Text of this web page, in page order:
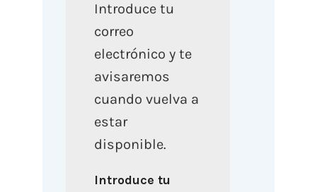
Introduce tu
correo
electrónico y te
avisaremos
cuando vuelva a
estar
disponible.
Introduce tu